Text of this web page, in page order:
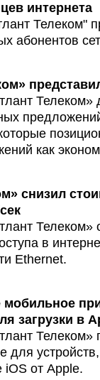
интернета
Телеком"
абонентов
Телеком»
как
снизил
в
Ethernet.
загрузки в
Телеком»
для
iOS от Apple.